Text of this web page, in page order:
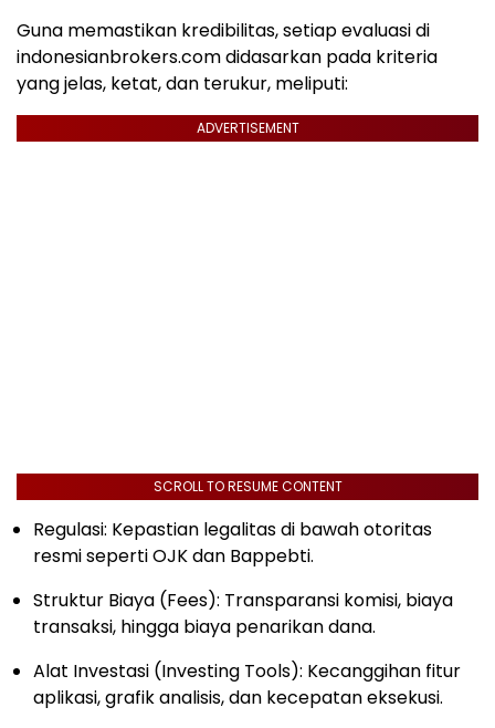
Guna memastikan kredibilitas, setiap evaluasi di
indonesianbrokers.com didasarkan pada kriteria
yang jelas, ketat, dan terukur, meliputi:
ADVERTISEMENT
SCROLL TO RESUME CONTENT
Regulasi: Kepastian legalitas di bawah otoritas
resmi seperti OJK dan Bappebti.
Struktur Biaya (Fees): Transparansi komisi, biaya
transaksi, hingga biaya penarikan dana.
Alat Investasi (Investing Tools): Kecanggihan fitur
aplikasi, grafik analisis, dan kecepatan eksekusi.